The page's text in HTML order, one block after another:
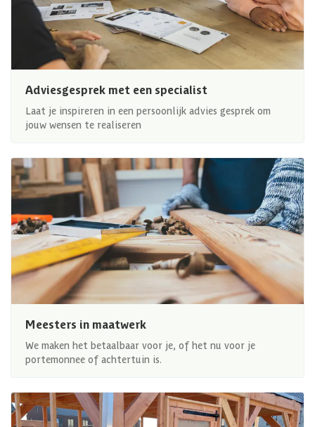
Adviesgesprek met een specialist
Laat je inspireren in een persoonlijk advies gesprek om
jouw wensen te realiseren
Meesters in maatwerk
We maken het betaalbaar voor je, of het nu voor je
portemonnee of achtertuin is.